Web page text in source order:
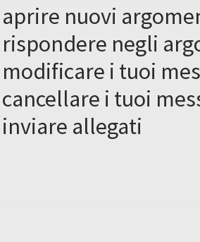
aprire nuovi
rispondere negli
modificare i tuoi
cancellare i tuoi
inviare allegati